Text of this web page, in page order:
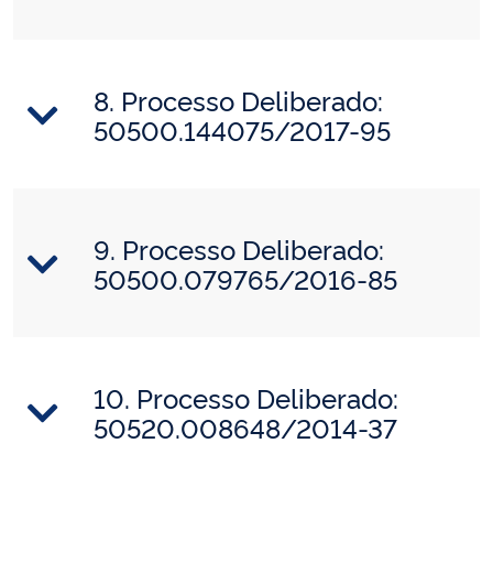
8. Processo Deliberado:
50500.144075/2017-95
9. Processo Deliberado:
50500.079765/2016-85
10. Processo Deliberado:
50520.008648/2014-37